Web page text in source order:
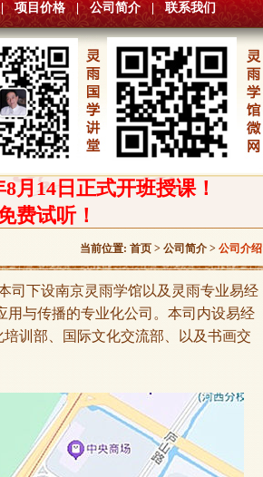
| 项目价格 公司简介 联系我们
月14日正式开班授课！
费试听！
当前位置: 首页 > 公司简介 > 公司介绍
司下设南京灵雨学馆以及灵雨专业易经
用与传播的专业化公司。本司内设易经
训部、国际文化交流部、以及书画交